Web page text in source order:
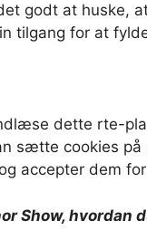
godt at huske,
tilgang for at
dette rte-
sætte cookies
accepter dem
Show,